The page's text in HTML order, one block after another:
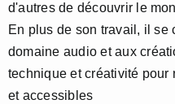
d'autres de découvrir le
En plus de son travail, il
domaine audio et aux
technique et créativité
et accessibles